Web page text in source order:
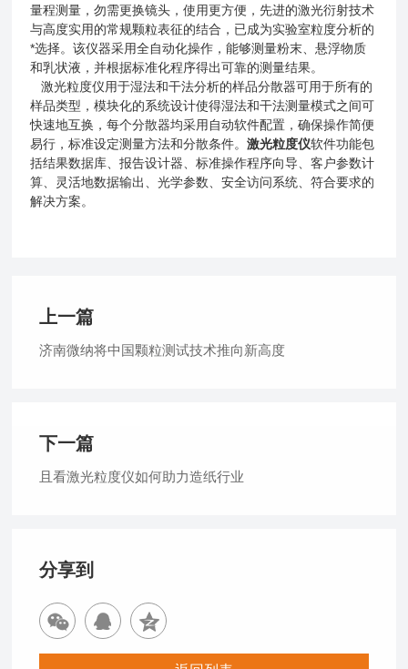
量程测量，勿需更换镜头，使用更方便，先进的激光衍射技术
与高度实用的常规颗粒表征的结合，已成为实验室粒度分析的
*选择。该仪器采用全自动化操作，能够测量粉末、悬浮物质
和乳状液，并根据标准化程序得出可靠的测量结果。
激光粒度仪用于湿法和干法分析的样品分散器可用于所有的
样品类型，模块化的系统设计使得湿法和干法测量模式之间可
快速地互换，每个分散器均采用自动软件配置，确保操作简便
易行，标准设定测量方法和分散条件。激光粒度仪软件功能包
括结果数据库、报告设计器、标准操作程序向导、客户参数计
算、灵活地数据输出、光学参数、安全访问系统、符合要求的
解决方案。
上一篇
济南微纳将中国颗粒测试技术推向新高度
下一篇
且看激光粒度仪如何助力造纸行业
分享到